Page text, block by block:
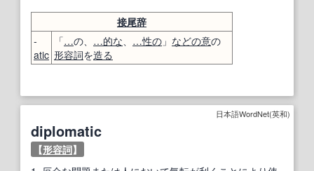
接尾辞
-
atic
「…の、 …的な、 …性の 」 などの意の
形容詞を造る
日本語WordNet(英和)
diplomatic
【形容詞】